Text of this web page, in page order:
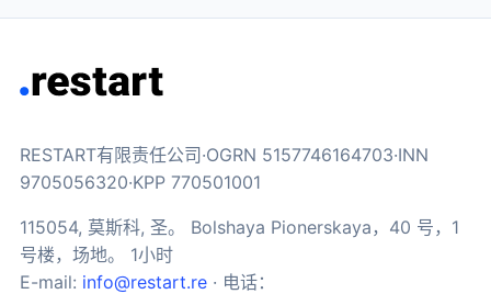
RESTART有限责任公司·OGRN 5157746164703·INN
9705056320·KPP 770501001
115054, 莫斯科, 圣。 Bolshaya Pionerskaya，40 号，1
号楼，场地。 1小时
E-mail: info@restart.re · 电话：